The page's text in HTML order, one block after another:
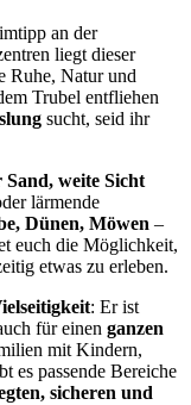
an der
liegt dieser
Ruhe, Natur und
Trubel entfliehen
sucht, seid ihr
Sand, weite Sicht
lärmende
Dünen, Möwen –
euch die Möglichkeit,
etwas zu erleben.
: Er ist
für einen ganzen
mit Kindern,
es passende Bereiche
sicheren und